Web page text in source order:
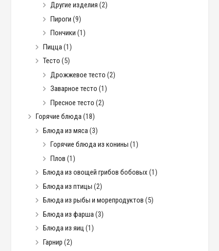
Другие изделия (2)
Пироги (9)
Пончики (1)
Пицца(1)
Тесто (5)
Дрожжевое тесто (2)
Заварное тесто (1)
Пресное тесто (2)
Горячие блюда(18)
Блюда из мяса(3)
Горячие блюда из конины (1)
Плов (1)
Блюда из овощей грибов бобовых (1)
Блюда из птицы (2)
Блюда из рыбы и морепродуктов (5)
Блюда из фарша(3)
Блюда из яиц (1)
Гарнир (2)